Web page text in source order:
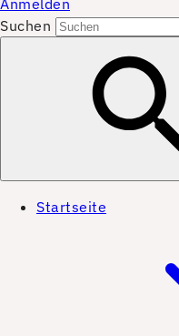
Anmelden
Suchen
Startseite